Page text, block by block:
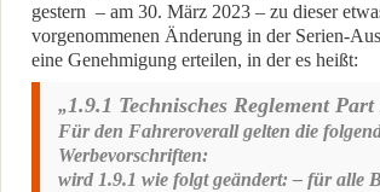
gestern – am 30. März 2023 – zu dieser
vorgenommenen Änderung in der Serien-
eine Genehmigung erteilen, in der es heißt:
„1.9.1 Technisches Reglement Part
Für den Fahreroverall gelten die
Werbevorschriften:
wird 1.9.1 wie folgt geändert: – für alle